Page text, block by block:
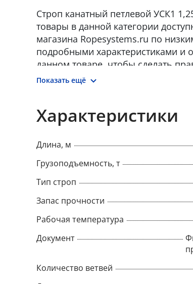
Строп канатный петлевой УСК1
товары в данной категории
магазина Ropesystems.ru по
подробными характеристиками и
данном товаре, чтобы сделать
товар онлайн.
Показать ещё
Характеристики
Длина, м
Грузоподъемность, т
Тип строп
Запас прочности
Рабочая температура
Документ
Количество ветвей